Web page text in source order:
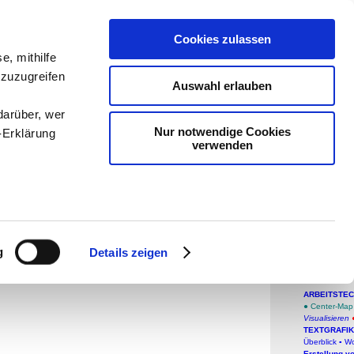
mithilfe
wer
Details zeigen
Cookies zulassen
Auswahl erlauben
Nur notwendige Cookies
verwenden
Medien
● Center-Map
Visualisieren
Überblick ▪